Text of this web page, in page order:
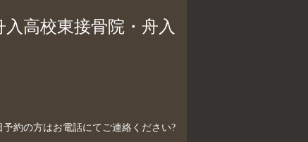
高校東接骨院・舟入
約の方はお電話にてご連絡ください?